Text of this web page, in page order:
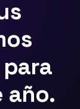
para
año.